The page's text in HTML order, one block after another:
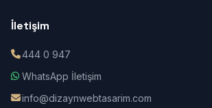
İletişim
444 0 947
WhatsApp İletişim
info@dizaynwebtasarim.com